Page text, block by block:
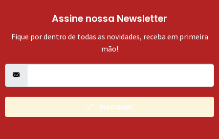
Assine nossa Newsletter
Fique por dentro de todas as novidades, receba em primeira
mão!
Inscrever